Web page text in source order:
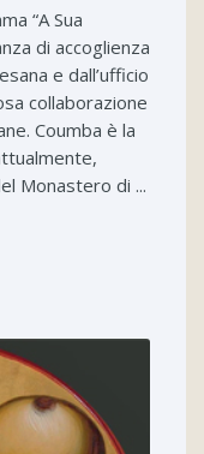
“A Sua
di accoglienza
e dall’ufficio
collaborazione
Coumba è la
Monastero di ...